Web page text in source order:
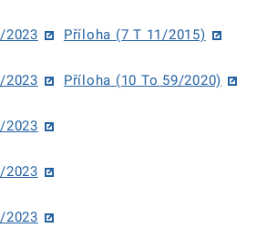
2023 Příloha (7 T 11/2015)
2023 Příloha (10 To 59/2020)
2023
2023
2023